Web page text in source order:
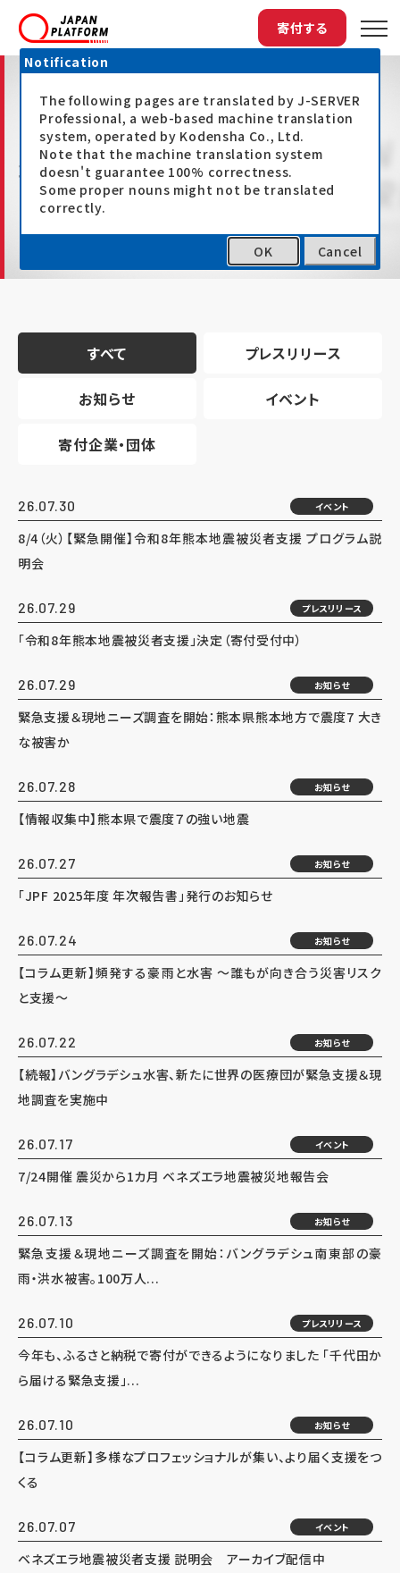
寄付する
最新情報
すべて プレスリリース
お知らせ イベント
寄付企業・団体
26.07.30 イベント
8/4（火）【緊急開催】令和8年熊本地震被災者支援 プログラム説
明会
26.07.29 プレスリリース
「令和8年熊本地震被災者支援」決定（寄付受付中）
26.07.29 お知らせ
緊急支援＆現地ニーズ調査を開始：熊本県熊本地方で震度7 大き
な被害か
26.07.28 お知らせ
【情報収集中】熊本県で震度７の強い地震
26.07.27 お知らせ
「JPF 2025年度 年次報告書」発行のお知らせ
26.07.24 お知らせ
【コラム更新】頻発する豪雨と水害 ～誰もが向き合う災害リスク
と支援～
26.07.22 お知らせ
【続報】バングラデシュ水害、新たに世界の医療団が緊急支援＆現
地調査を実施中
26.07.17 イベント
7/24開催 震災から1カ月 ベネズエラ地震被災地報告会
26.07.13 お知らせ
緊急支援＆現地ニーズ調査を開始：バングラデシュ南東部の豪
雨・洪水被害。100万人...
26.07.10 プレスリリース
今年も、ふるさと納税で寄付ができるようになりました 「千代田か
ら届ける緊急支援」...
26.07.10 お知らせ
【コラム更新】多様なプロフェッショナルが集い、より届く支援をつ
くる
26.07.07 イベント
ベネズエラ地震被災者支援 説明会 アーカイブ配信中
Notification
The following pages are translated by J-SERVER
Professional, a web-based machine translation
system, operated by Kodensha Co., Ltd.
Note that the machine translation system
doesn't guarantee 100% correctness.
Some proper nouns might not be translated
correctly.
OK Cancel